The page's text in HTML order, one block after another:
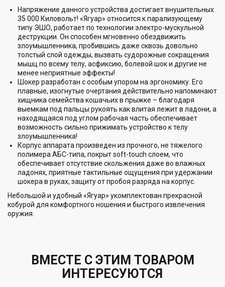
Напряжение данного устройства достигает внушительных
35 000 Киловольт! «Ягуар» относится к парализующему
типу ЭШО, работает по технологии электро-мускульной
деструкции. Он способен мгновенно обездвижить
злоумышленника, пробившись даже сквозь довольно
толстый слой одежды, вызвать судорожные сокращения
мышц по всему телу, асфиксию, болевой шок и другие не
менее неприятные эффекты!
Шокер разработан с особым упором на эргономику. Его
плавные, изогнутые очертания действительно напоминают
хищника семейства кошачьих в прыжке – благодаря
выемкам под пальцы рукоять как влитая лежит в ладони, а
находящаяся под углом рабочая часть обеспечивает
возможность сильно прижимать устройство к телу
злоумышленника!
Корпус аппарата произведен из прочного, не тяжелого
полимера АБС-типа, покрыт soft-touch слоем, что
обеспечивает отсутствие скольжения даже во влажных
ладонях, приятные тактильные ощущения при удержании
шокера в руках, защиту от пробоя разряда на корпус.
Небольшой и удобный «Ягуар» укомплектован прекрасной
кобурой для комфортного ношения и быстрого извлечения
оружия.
ВМЕСТЕ С ЭТИМ ТОВАРОМ
ИНТЕРЕСУЮТСЯ